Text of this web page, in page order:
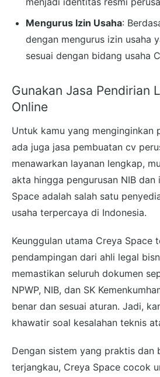
Mengurus Izin Usaha:
dengan mengurus izin usaha
sesuai dengan bidang usaha
Gunakan Jasa Pendirian
Online
Untuk kamu yang menginginkan
ada juga jasa pembuatan cv
menawarkan layanan lengkap,
akta hingga pengurusan NIB dan
Space adalah salah satu
usaha terpercaya di Indonesia.
Keunggulan utama Creya Space
pendampingan dari ahli legal
memastikan seluruh dokumen
NPWP, NIB, dan SK
benar dan sesuai aturan. Jadi,
khawatir soal kesalahan teknis
Dengan sistem yang praktis dan
terjangkau, Creya Space cocok